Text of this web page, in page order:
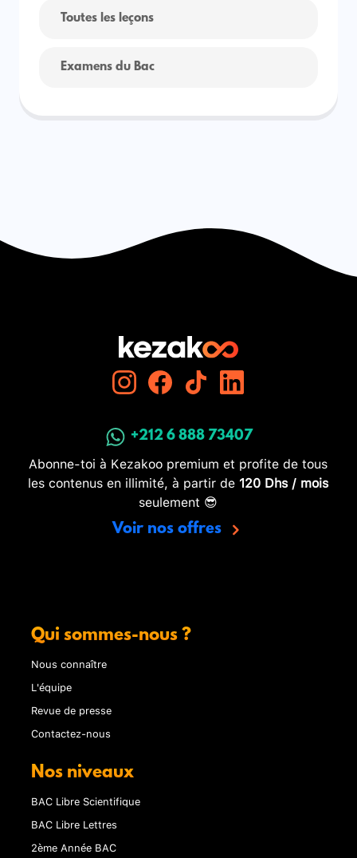
Toutes les leçons
Examens du Bac
+212 6 888 73407
Abonne-toi à Kezakoo premium et profite de tous
les contenus en illimité, à partir de 120 Dhs / mois
seulement 😎
Voir nos offres
Qui sommes-nous ?
Nous connaître
L'équipe
Revue de presse
Contactez-nous
Nos niveaux
BAC Libre Scientifique
BAC Libre Lettres
2ème Année BAC